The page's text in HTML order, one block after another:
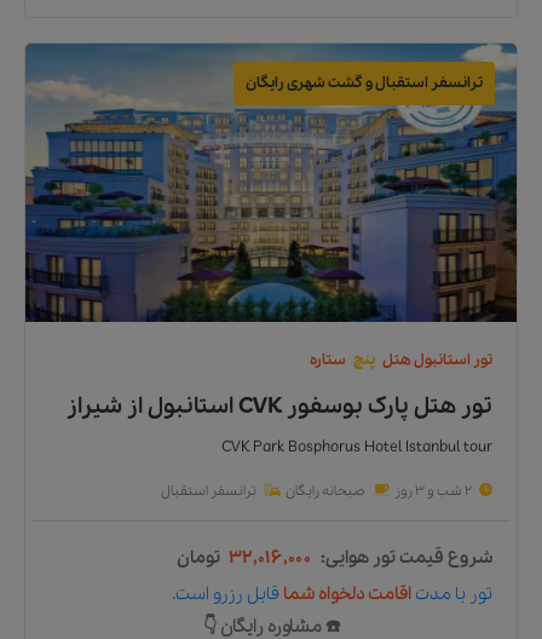
ترانسفر استقبال و گشت شهری رایگان
تور استانبولهتل پنج ستاره
تور هتل پارک بوسفور CVK استانبول از شیراز
CVK Park Bosphorus Hotel Istanbul tour
2 شب و 3 روز صبحانه رایگان ترانسفر استقبال
شروع قیمت تور هوایی: ۳۲,۰۱۶,۰۰۰ تومان
تور با مدت اقامت دلخواه شما قابل رزرو است.
☎️ مشاوره رایگان 👇